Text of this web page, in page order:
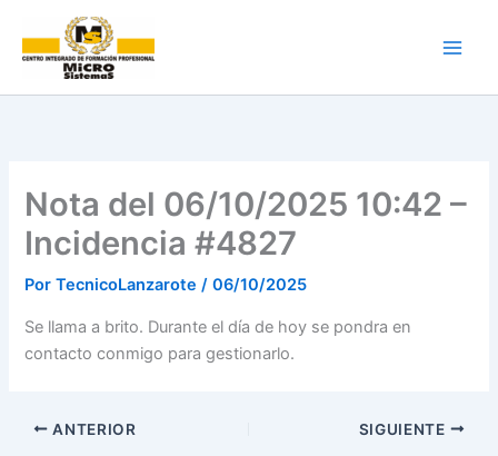
contenido
Nota del 06/10/2025 10:42 –
Incidencia #4827
PorTecnicoLanzarote/06/10/2025
Se llama a brito. Durante el día de hoy se pondra en
contacto conmigo para gestionarlo.
ANTERIOR SIGUIENTE